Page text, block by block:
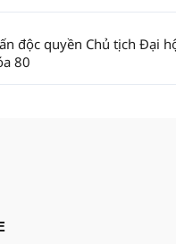
độc quyền Chủ tịch Đại
80